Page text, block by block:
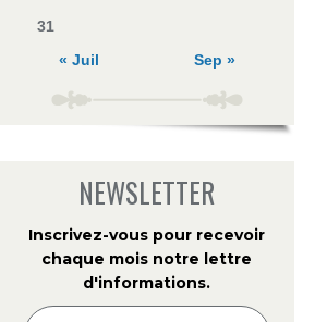
31
« Juil
Sep »
NEWSLETTER
Inscrivez-vous pour recevoir
chaque mois notre lettre
d'informations.